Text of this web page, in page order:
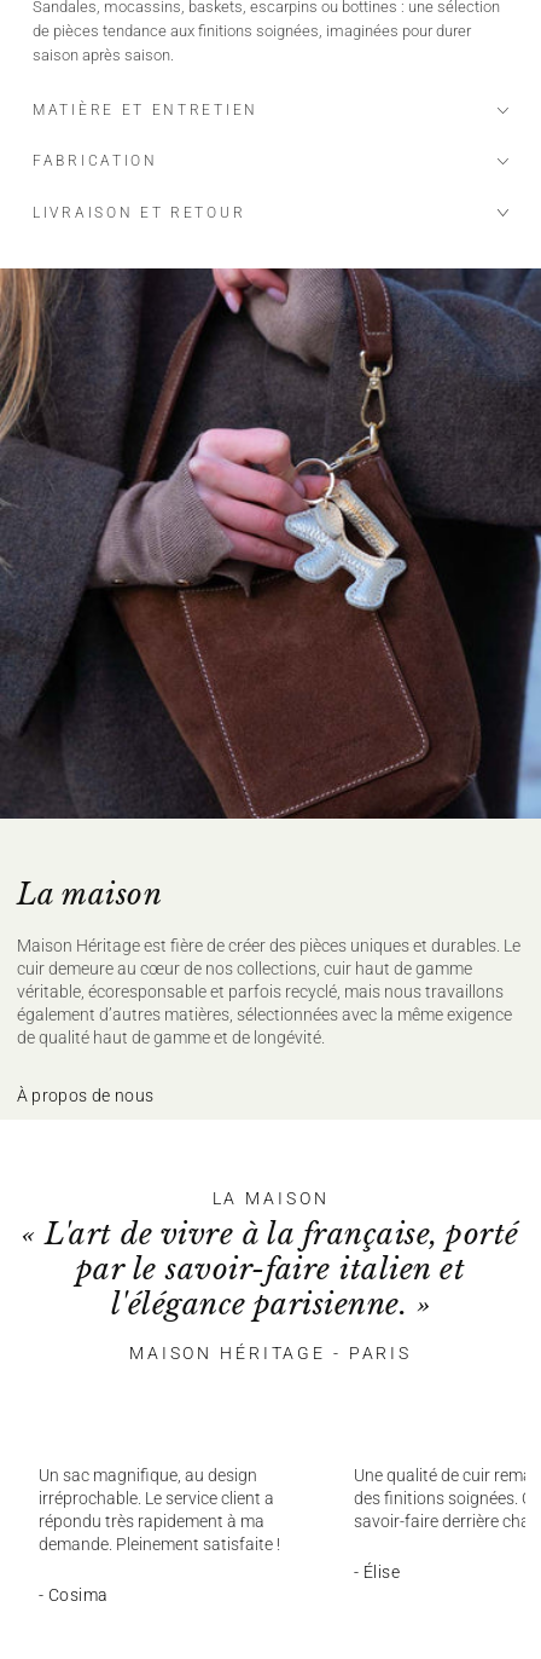
Sandales, mocassins, baskets, escarpins ou bottines : une sélection
de pièces tendance aux finitions soignées, imaginées pour durer
saison après saison.
MATIÈRE ET ENTRETIEN
FABRICATION
LIVRAISON ET RETOUR
La maison
Maison Héritage est fière de créer des pièces uniques et durables. Le
cuir demeure au cœur de nos collections, cuir haut de gamme
véritable, écoresponsable et parfois recyclé, mais nous travaillons
également d’autres matières, sélectionnées avec la même exigence
de qualité haut de gamme et de longévité.
À propos de nous
LA MAISON
« L'art de vivre à la française, porté
par le savoir-faire italien et
l'élégance parisienne. »
MAISON HÉRITAGE - PARIS
Un sac magnifique, au design
irréprochable. Le service client a
répondu très rapidement à ma
demande. Pleinement satisfaite !
- Cosima
Une qualité de cuir
des finitions soignées.
savoir-faire derrière
- Élise